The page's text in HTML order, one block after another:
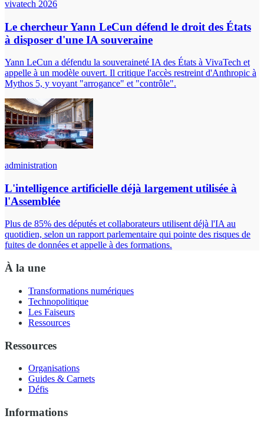
vivatech 2026
Le chercheur Yann LeCun défend le droit des États
à disposer d'une IA souveraine
Yann LeCun a défendu la souveraineté IA des États à VivaTech et
appelle à un modèle ouvert. Il critique l'accès restreint d'Anthropic à
Mythos 5, y voyant "arrogance" et "contrôle".
administration
L'intelligence artificielle déjà largement utilisée à
l'Assemblée
Plus de 85% des députés et collaborateurs utilisent déjà l'IA au
quotidien, selon un rapport parlementaire qui pointe des risques de
fuites de données et appelle à des formations.
À la une
Transformations numériques
Technopolitique
Les Faiseurs
Ressources
Ressources
Organisations
Guides & Carnets
Défis
Informations